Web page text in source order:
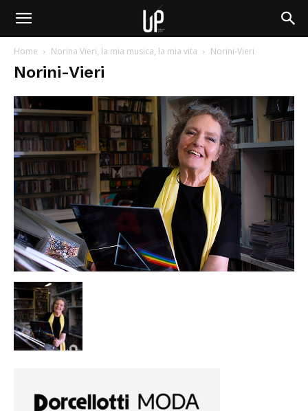
Home Norina Vieri, la mia musica, la mia vita Norini-Vieri
Norini-Vieri